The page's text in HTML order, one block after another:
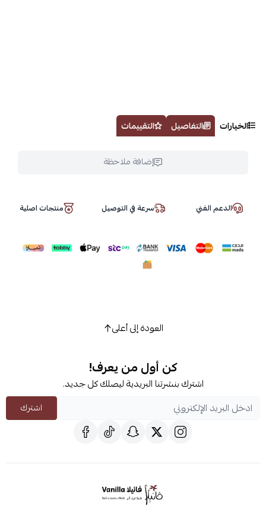
الخيارات التفاصيل التقييمات
إضافة ملاحظة
الدعم الفني سرعة في التوصيل منتجات اصلية
العودة إلى أعلى
كن أول من يعرف!
اشترك بنشرتنا البريدية ليصلك كل جديد.
اشترك